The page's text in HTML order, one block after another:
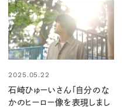
2025.05.22
石崎ひゅーいさん「自分のな
かのヒーロー像を表現しまし